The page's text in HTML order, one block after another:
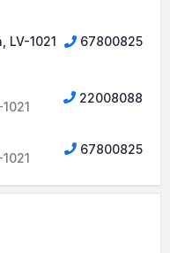
LV-1021 67800825
22008088
67800825